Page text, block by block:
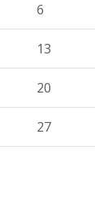
6
13
20
27